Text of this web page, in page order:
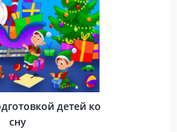
детей ко
сну